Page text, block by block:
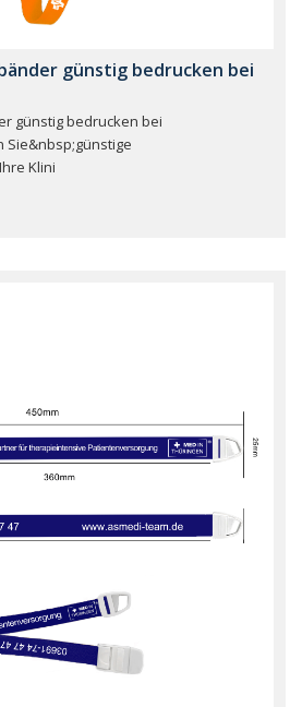
günstig bedrucken bei
günstig bedrucken bei
Sie&nbsp;günstige
Klini